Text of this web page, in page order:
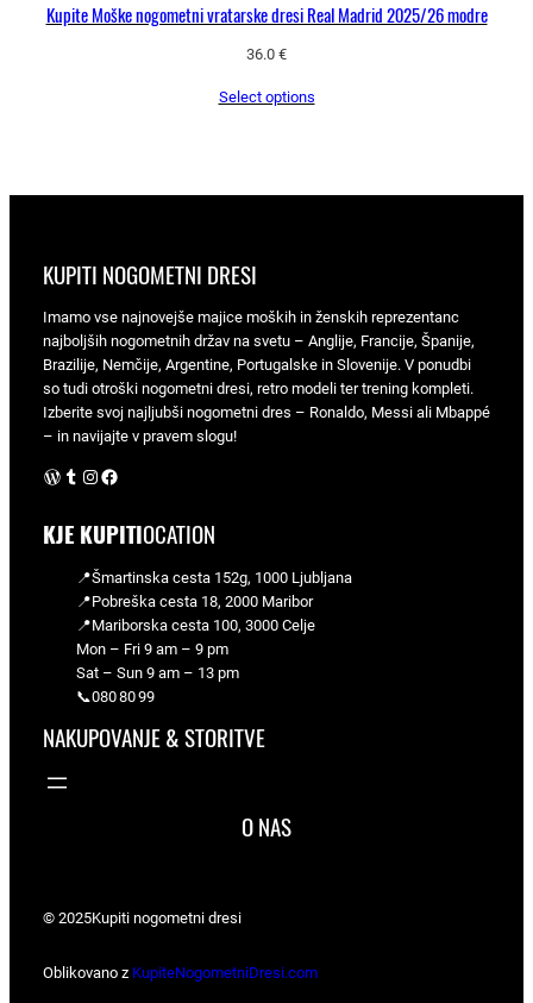
Kupite Moške nogometni vratarske dresi Real Madrid 2025/26 modre
36.0 €
Select options
KUPITI NOGOMETNI DRESI
Imamo vse najnovejše majice moških in ženskih reprezentanc
najboljših nogometnih držav na svetu – Anglije, Francije, Španije,
Brazilije, Nemčije, Argentine, Portugalske in Slovenije. V ponudbi
so tudi otroški nogometni dresi, retro modeli ter trening kompleti.
Izberite svoj najljubši nogometni dres – Ronaldo, Messi ali Mbappé
– in navijajte v pravem slogu!
WordPress Instagram Facebook
KJE KUPITIOCATION
📍Šmartinska cesta 152g, 1000 Ljubljana
📍Pobreška cesta 18, 2000 Maribor
📍Mariborska cesta 100, 3000 Celje
Mon – Fri 9 am – 9 pm
Sat – Sun 9 am – 13 pm
📞080 80 99
NAKUPOVANJE & STORITVE
O NAS
© 2025Kupiti nogometni dresi
Oblikovano z KupiteNogometniDresi.com